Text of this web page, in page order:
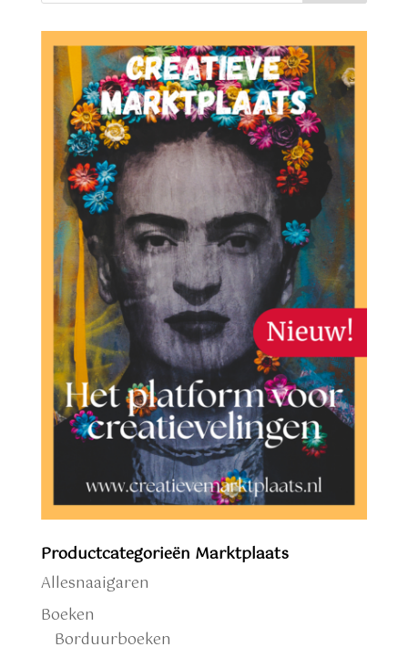
Productcategorieën Marktplaats
Allesnaaigaren
Boeken
Borduurboeken